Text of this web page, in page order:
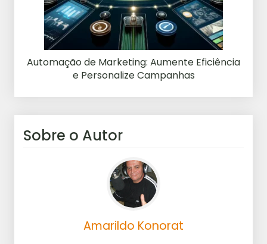
Automação de Marketing: Aumente Eficiência
e Personalize Campanhas
Sobre o Autor
Amarildo Konorat